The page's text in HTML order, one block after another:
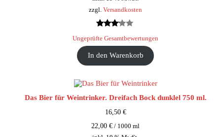
zzgl. Versandkosten
mit
2.99
von 5,
Kundenbewertungen
Ungeprüfte Gesamtbewertungen
In den Warenkorb
Das Bier für Weintrinker. Dreifach Bock dunklel 750 ml.
16,50 €
22,00 € / 1000 ml